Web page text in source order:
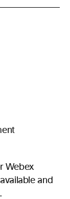
Webex
and